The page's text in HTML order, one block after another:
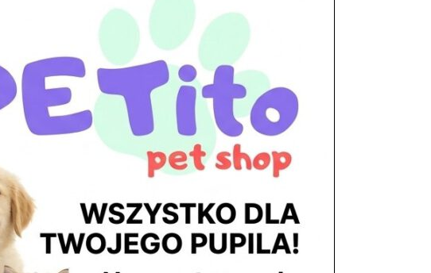
05-100 Nowy Dwór Mazowiecki
ul. Leśna 2
tel. 503 900 215
Godziny pracy
pon. – piąt. 10.00 – 19.00
sob. 8.00 – 15.00
niedz. zamknięte